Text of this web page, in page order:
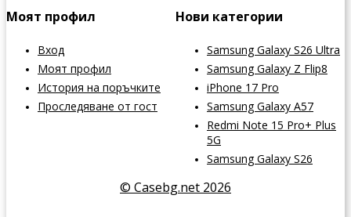
Моят профил
Вход
Моят профил
История на поръчките
Проследяване от гост
Нови категории
Samsung Galaxy S26 Ultra
Samsung Galaxy Z Flip8
iPhone 17 Pro
Samsung Galaxy A57
Redmi Note 15 Pro+ Plus
5G
Samsung Galaxy S26
© Casebg.net 2026